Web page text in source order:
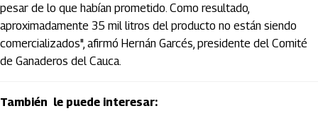
pesar de lo que habían prometido. Como resultado,
aproximadamente 35 mil litros del producto no están siendo
comercializados", afirmó Hernán Garcés, presidente del Comité
de Ganaderos del Cauca.
También le puede interesar: